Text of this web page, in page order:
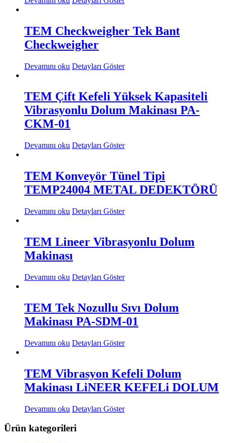
TEM Checkweigher Tek Bant
Checkweigher
Devamını oku Detayları Göster
TEM Çift Kefeli Yüksek Kapasiteli
Vibrasyonlu Dolum Makinası PA-
CKM-01
Devamını oku Detayları Göster
TEM Konveyör Tünel Tipi
TEMP24004 METAL DEDEKTÖRÜ
Devamını oku Detayları Göster
TEM Lineer Vibrasyonlu Dolum
Makinası
Devamını oku Detayları Göster
TEM Tek Nozullu Sıvı Dolum
Makinası PA-SDM-01
Devamını oku Detayları Göster
TEM Vibrasyon Kefeli Dolum
Makinası LiNEER KEFELi DOLUM
Devamını oku Detayları Göster
Ürün kategorileri